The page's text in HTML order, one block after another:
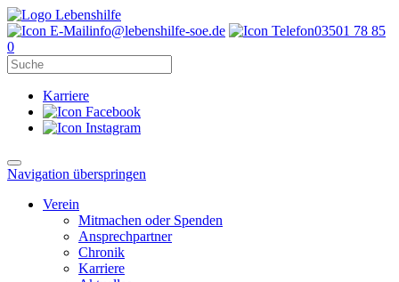
info@lebenshilfe-soe.de
03501 78 85
0
Karriere
Navigation überspringen
Verein
Mitmachen oder Spenden
Ansprechpartner
Chronik
Karriere